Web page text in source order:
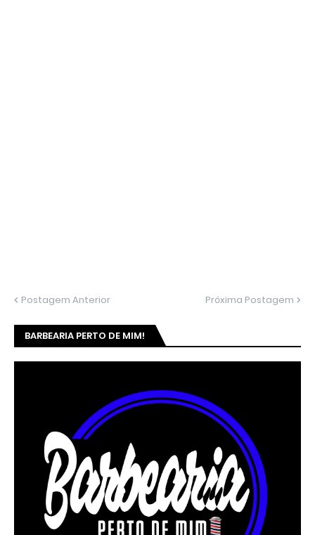
Postagem Anterior Próxima Postagem
BARBEARIA PERTO DE MIM!